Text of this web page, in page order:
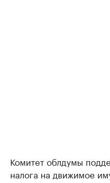
Комитет облдумы
налога на движимое